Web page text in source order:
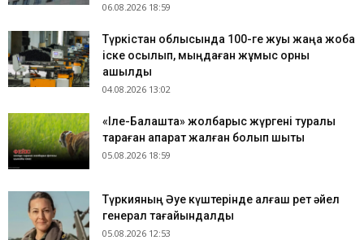
06.08.2026 18:59
Түркістан облысында 100-ге жуық жаңа жоба
іске қосылып, мыңдаған жұмыс орны
ашылды
04.08.2026 13:02
«Іле-Балқашта» жолбарыс жүргені туралы
тараған ақпарат жалған болып шықты
05.08.2026 18:59
Түркияның Әуе күштерінде алғаш рет әйел
генерал тағайындалды
05.08.2026 12:53